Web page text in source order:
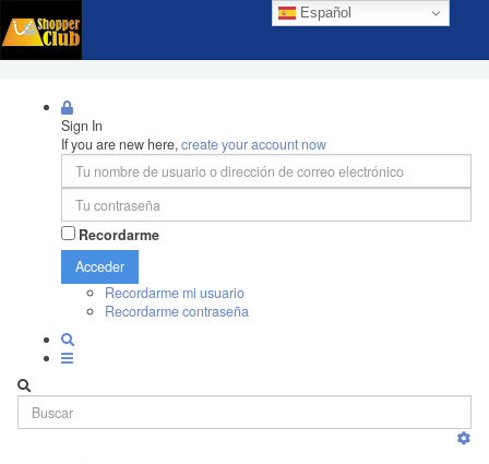
Español
Sign In
If you are new here,create your account now
Recordarme
Acceder
Recordarme mi usuario
Recordarme contraseña